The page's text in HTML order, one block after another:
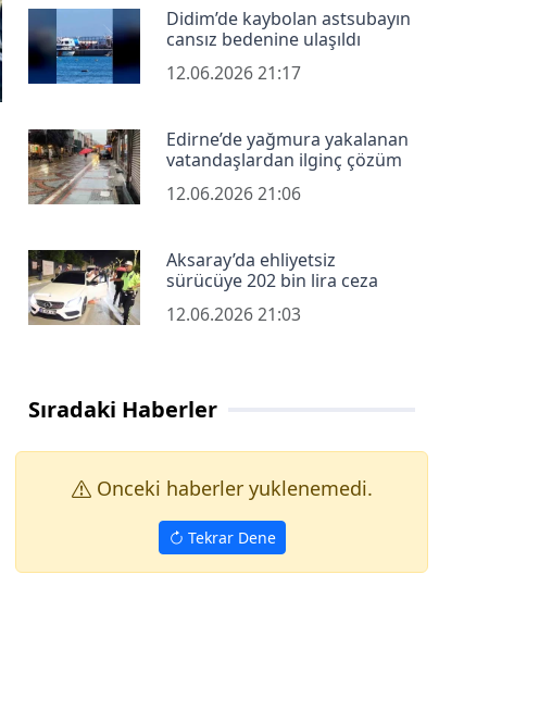
Didim’de kaybolan astsubayın
cansız bedenine ulaşıldı
12.06.2026 21:17
Edirne’de yağmura yakalanan
vatandaşlardan ilginç çözüm
12.06.2026 21:06
Aksaray’da ehliyetsiz
sürücüye 202 bin lira ceza
12.06.2026 21:03
Sıradaki Haberler
Onceki haberler yuklenemedi.
Tekrar Dene